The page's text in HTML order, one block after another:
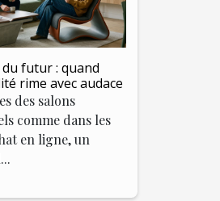
futur : quand
rime avec audace
des salons
comme dans les
en ligne, un